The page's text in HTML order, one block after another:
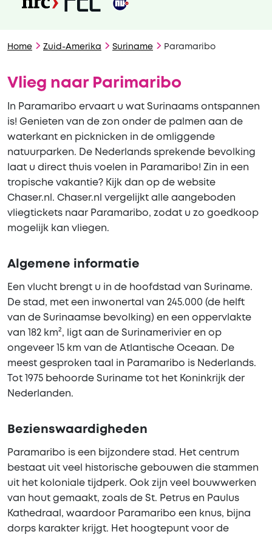
Home Zuid-Amerika Suriname Paramaribo
Vlieg naar Parimaribo
In Paramaribo ervaart u wat Surinaams ontspannen
is! Genieten van de zon onder de palmen aan de
waterkant en picknicken in de omliggende
natuurparken. De Nederlands sprekende bevolking
laat u direct thuis voelen in Paramaribo! Zin in een
tropische vakantie? Kijk dan op de website
Chaser.nl. Chaser.nl vergelijkt alle aangeboden
vliegtickets naar Paramaribo, zodat u zo goedkoop
mogelijk kan vliegen.
Algemene informatie
Een vlucht brengt u in de hoofdstad van Suriname.
De stad, met een inwonertal van 245.000 (de helft
van de Surinaamse bevolking) en een oppervlakte
van 182 km², ligt aan de Surinamerivier en op
ongeveer 15 km van de Atlantische Oceaan. De
meest gesproken taal in Paramaribo is Nederlands.
Tot 1975 behoorde Suriname tot het Koninkrijk der
Nederlanden.
Bezienswaardigheden
Paramaribo is een bijzondere stad. Het centrum
bestaat uit veel historische gebouwen die stammen
uit het koloniale tijdperk. Ook zijn veel bouwwerken
van hout gemaakt, zoals de St. Petrus en Paulus
Kathedraal, waardoor Paramaribo een knus, bijna
dorps karakter krijgt. Het hoogtepunt voor de